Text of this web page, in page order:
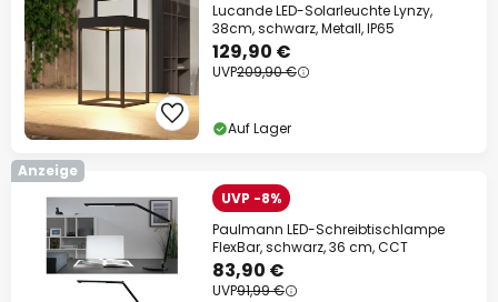
Lucande LED-Solarleuchte Lynzy,
38cm, schwarz, Metall, IP65
129,90 €
UVP209,90 €
Auf Lager
Anzeige
UVP -8%
Paulmann LED-Schreibtischlampe
FlexBar, schwarz, 36 cm, CCT
83,90 €
UVP91,99 €